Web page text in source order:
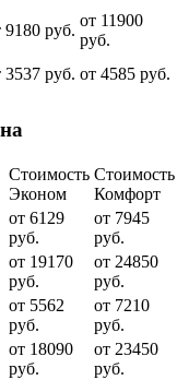
9180 руб.
от 11900
руб.
3537 руб. от 4585 руб.
Стоимость
Эконом
Стоимость
Комфорт
от 6129
руб.
от 7945
руб.
от 19170
руб.
от 24850
руб.
от 5562
руб.
от 7210
руб.
от 18090
руб.
от 23450
руб.